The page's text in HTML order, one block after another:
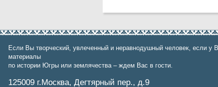
Если Вы творческий, увлеченный и неравнодушный человек, если у
материалы
по истории Югры или землячества – ждем Вас в гости.
125009 г.Москва, Дегтярный пер., д.9